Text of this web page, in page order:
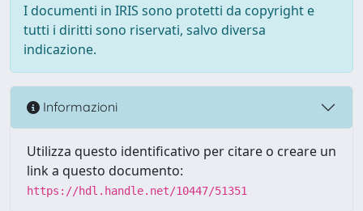
I documenti in IRIS sono protetti da copyright e
tutti i diritti sono riservati, salvo diversa
indicazione.
Informazioni
Utilizza questo identificativo per citare o creare un
link a questo documento:
https://hdl.handle.net/10447/51351